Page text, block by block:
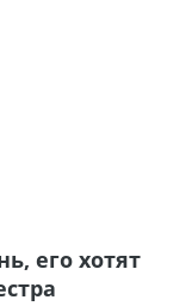
его хотят